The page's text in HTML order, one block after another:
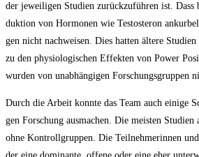
der jewei­li­gen Stu­di­en zurück­zu­füh­ren ist. Dass
duk­ti­on von Hor­mo­nen wie Tes­to­ste­ron
gen nicht nach­wei­sen. Dies hat­ten älte­re
zu den phy­sio­lo­gi­schen Effek­ten von Power
wur­den von unab­hän­gi­gen For­schungs­grup­pen
Durch die Arbeit konn­te das Team auch eini­ge
gen For­schung aus­ma­chen. Die meis­ten Stu­di­en
ohne Kon­troll­grup­pen. Die Teil­neh­me­rin­nen